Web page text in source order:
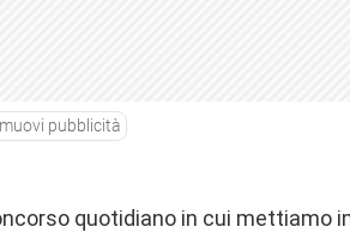
pubblicità
quotidiano in cui mettiamo